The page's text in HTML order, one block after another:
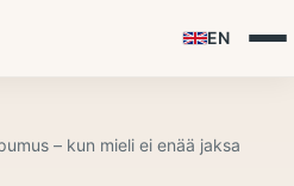
EN
– kun mieli ei enää jaksa